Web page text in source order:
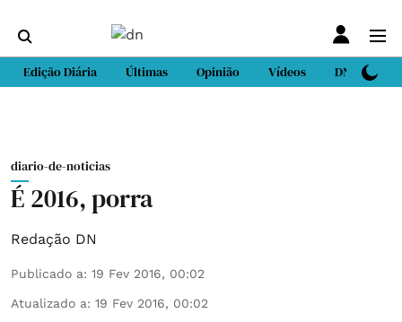
Edição Diária Últimas Opinião Vídeos DN Sport
diario-de-noticias
É 2016, porra
Redação DN
Publicado a: 19 Fev 2016, 00:02
Atualizado a: 19 Fev 2016, 00:02